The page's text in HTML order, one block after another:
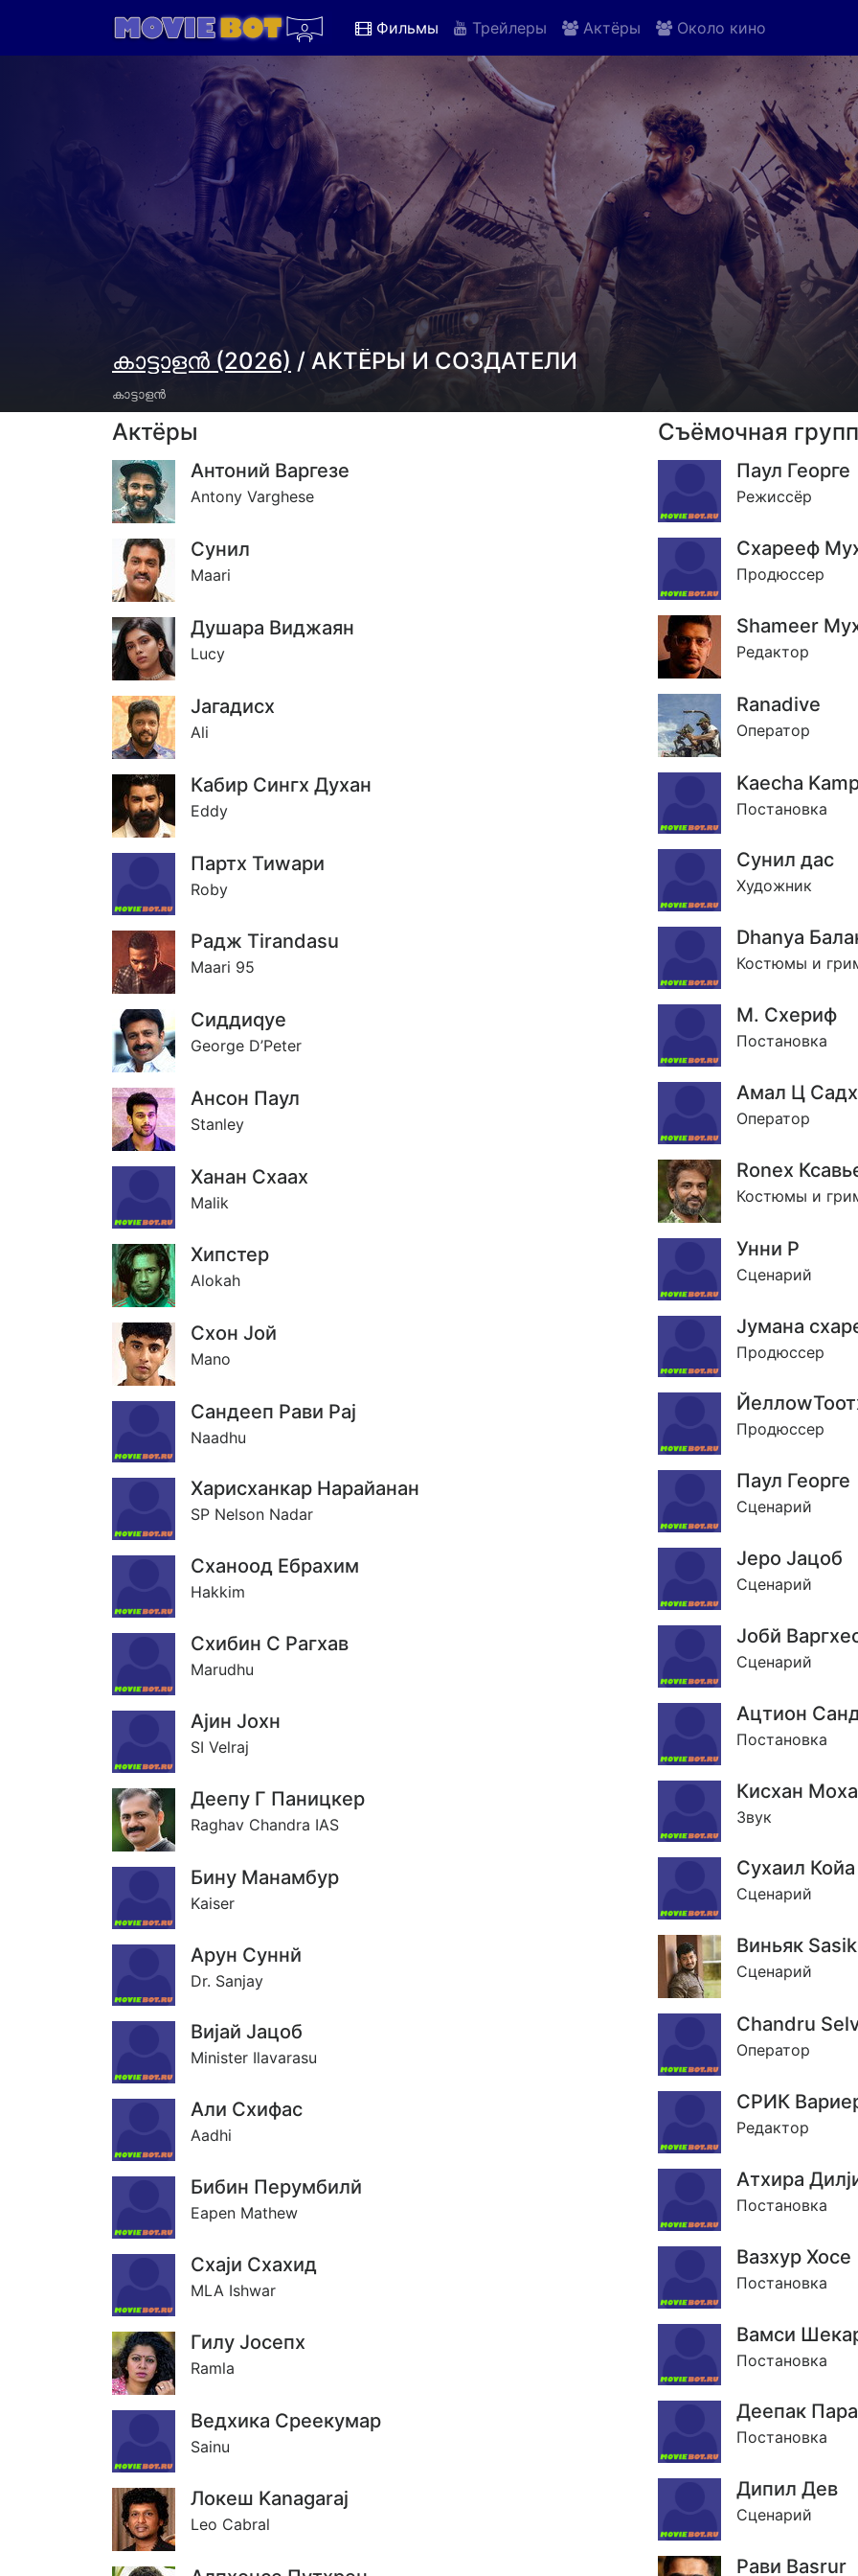
Фильмы Трейлеры Актёры Около кино
കാട്ടാളൻ (2026) / АКТЁРЫ И СОЗДАТЕЛИ
കാട്ടാളൻ
Актёры
Антоний Варгезе
Antony Varghese
Сунил
Maari
Душара Виджаян
Lucy
Jагадисх
Ali
Кабир Сингх Духан
Eddy
Партх Тиwари
Roby
Радж Tirandasu
Maari 95
Сиддиqуе
George D’Peter
Ансон Паул
Stanley
Ханан Схаах
Malik
Хипстер
Alokah
Схон Jой
Mano
Сандееп Рави Раj
Naadhu
Харисханкар Нарайанан
SP Nelson Nadar
Сханоод Ебрахим
Hakkim
Схибин С Рагхав
Marudhu
Аjин Jохн
SI Velraj
Деепу Г Паницкер
Raghav Chandra IAS
Бину Манамбур
Kaiser
Арун Суннй
Dr. Sanjay
Виjай Jацоб
Minister Ilavarasu
Али Схифас
Aadhi
Бибин Перумбилй
Eapen Mathew
Схаjи Схахид
MLA Ishwar
Гилу Jосепх
Ramla
Ведхика Среекумар
Sainu
Локеш Kanagaraj
Leo Cabral
Съёмочная
Паул Георге
Режиссёр
Схарееф
Продюссер
Shameer
Редактор
Ranadive
Оператор
Kaecha
Постановка
Сунил дас
Художник
Dhanya
Костюмы и
М. Схериф
Постановка
Амал Ц
Оператор
Ronex
Костюмы и
Унни Р
Сценарий
Jумана
Продюссер
Продюссер
Паул Георге
Сценарий
Jеро Jацоб
Сценарий
Jобй
Сценарий
Ацтион
Постановка
Кисхан
Звук
Сухаил Койа
Сценарий
Виньяк
Сценарий
Chandru
Оператор
СРИК
Редактор
Атхира
Постановка
Вазхур Хосе
Постановка
Вамси
Постановка
Деепак
Постановка
Дипил Дев
Сценарий
Рави Basrur